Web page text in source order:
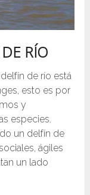
RÍO
de río está
esto es por
y
especies.
un delfín de
ágiles
un lado